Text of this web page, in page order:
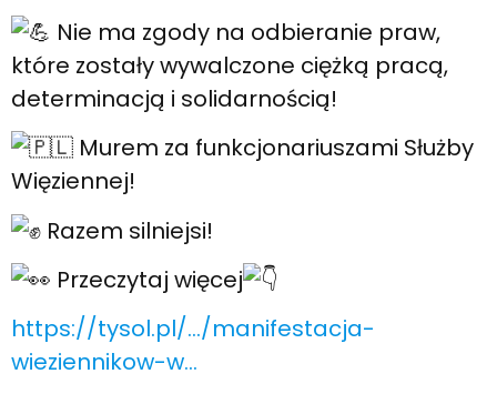
Nie ma zgody na odbieranie praw,
które zostały wywalczone ciężką pracą,
determinacją i solidarnością!
Murem za funkcjonariuszami Służby
Więziennej!
Razem silniejsi!
Przeczytaj więcej
https://tysol.pl/…/manifestacja-
wieziennikow-w…